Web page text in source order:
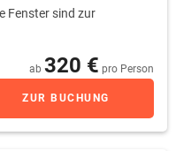
Fenster sind zur
ab 320 € pro Person
ZUR BUCHUNG